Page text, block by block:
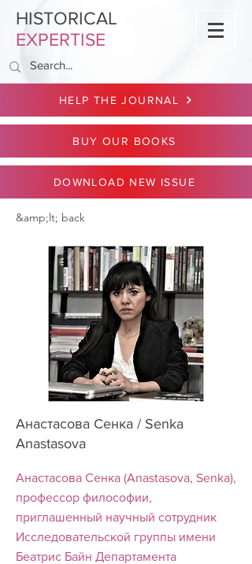
HISTORICAL
EXPERTISE
HELP THE JOURNAL
BUY OUR BOOKS
DOWNLOAD NEW ISSUE
&amp;lt; back
Анастасова Сенка / Senka
Anastasova
Анастасова Сенка (Anastasova, Senka),
профессор философии,
приглашенный научный сотрудник
Исследовательской группы имени
Беатрис Байн Департамента